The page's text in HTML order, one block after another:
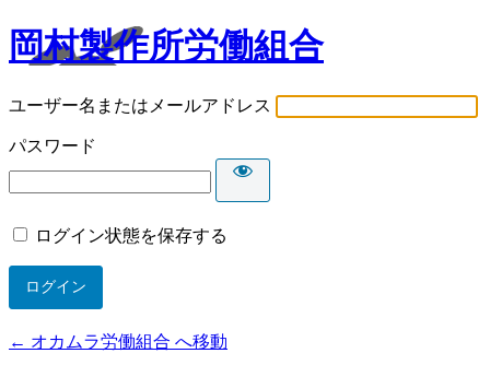
岡村製作所労働組合
ユーザー名またはメールアドレス
パスワード
ログイン状態を保存する
← オカムラ労働組合 へ移動